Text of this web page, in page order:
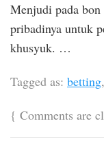
Menjudi pada bon
pribadinya untuk
khusyuk. …
Tagged as: betting,
{ Comments are